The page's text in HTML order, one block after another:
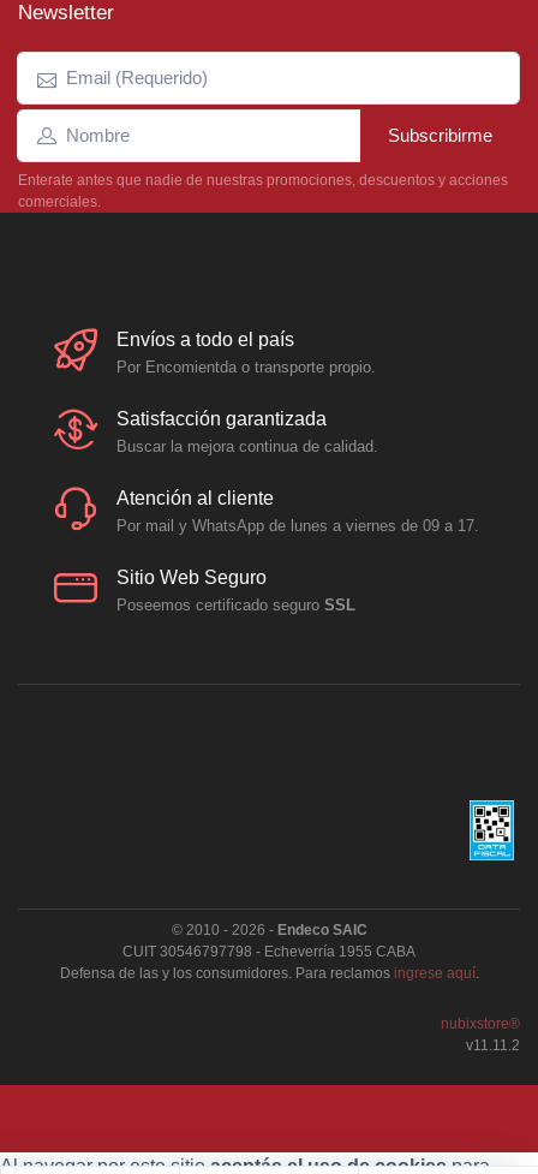
Newsletter
Subscribirme
Enterate antes que nadie de nuestras promociones, descuentos y acciones
comerciales.
Envíos a todo el país
Por Encomientda o transporte propio.
Satisfacción garantizada
Buscar la mejora continua de calidad.
Atención al cliente
Por mail y WhatsApp de lunes a viernes de 09 a 17.
Sitio Web Seguro
Poseemos certificado seguro SSL
© 2010 - 2026 - Endeco SAIC
CUIT 30546797798 - Echeverría 1955 CABA
Defensa de las y los consumidores. Para reclamos ingrese aquí.
nubixstore®
v11.11.2
Al navegar por este sitioaceptás el uso de cookiespara